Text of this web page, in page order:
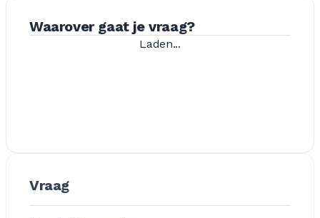
Waarover gaat je vraag?
Laden...
Vraag